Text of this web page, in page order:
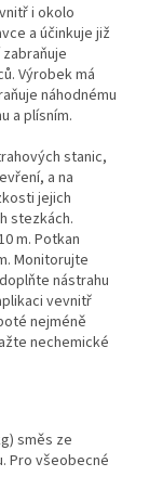
i okolo
a účinkuje již
Výrobek má
náhodnému
a plísním.
stanic,
a na
jejich
stezkách.
m. Potkan
Monitorujte
nástrahu
vevnitř
nejméně
nechemické
směs ze
Pro všeobecné